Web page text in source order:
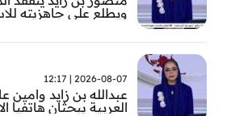
ويطلع على جاهزيته
2026-08-07 | 12:17
عبدالله بن زايد وامين
العربية يبحثان